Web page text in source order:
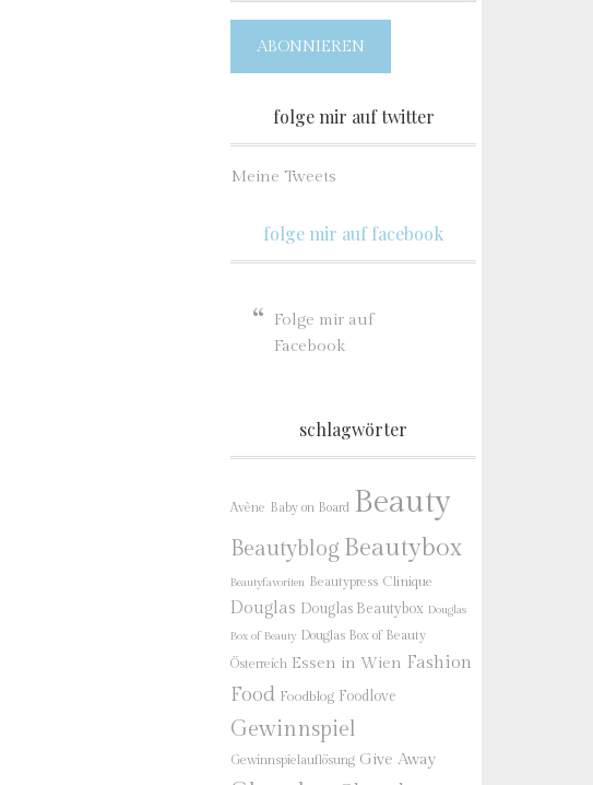
Adresse
ABONNIEREN
folge mir auf twitter
Meine Tweets
folge mir auf facebook
Folge mir auf
Facebook
schlagwörter
Avène Baby on Board Beauty
Beautyblog Beautybox
Beautyfavoriten Beautypress Clinique
Douglas Douglas Beautybox Douglas
Box of Beauty Douglas Box of Beauty
Österreich Essen in Wien Fashion
Food Foodblog Foodlove
Gewinnspiel
Gewinnspielauflösung Give Away